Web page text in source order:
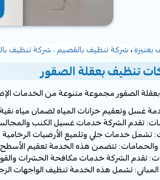
بعنيزة، شركة تنظيف بالقصيم ، شركة تنظيف
تنظيف بعقلة الصقور
الصقور مجموعة متنوعة من الخدمات
غسل وتعقيم خزانات المياه لضمان مياه
تقدم الشركة خدمات غسيل الكنب والمجالس
تشمل خدمات جلي وتلميع الأرضيات الرخامية
تتضمن هذه الخدمة تعقيم الأسطح
تقدم الشركة خدمات مكافحة الحشرات
تشمل هذه الخدمة تنظيف الواجهات